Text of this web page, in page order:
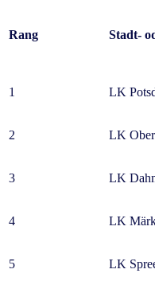
Rang Stadt-
1 LK
2 LK
3 LK
4 LK
5 LK